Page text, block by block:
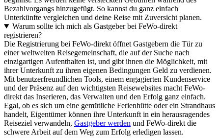
Bezahlvorgangs hinzugefügt. So kannst du ganz einfach
Unterkünfte vergleichen und deine Reise mit Zuversicht planen.
Warum sollte ich mich als Gastgeber bei FeWo-direkt
registrieren?
Die Registrierung bei FeWo-direkt öffnet Gastgebern die Tür zu
einer weltweiten Reisegemeinschaft, die auf der Suche nach
einzigartigen Aufenthalten ist, und gibt ihnen die Möglichkeit, mit
ihrer Unterkunft zu ihren eigenen Bedingungen Geld zu verdienen.
Mit benutzerfreundlichen Tools, einem engagierten Kundenservice
und der Präsenz auf den wichtigsten Reisewebsites macht FeWo-
direkt das Inserieren, das Verwalten und den Erfolg ganz einfach.
Egal, ob es sich um eine gemütliche Ferienhütte oder ein Strandhaus
handelt, Eigentümer können ihre Unterkunft in ein herausragendes
Reiseziel verwandeln, Gastgeber werden und FeWo-direkt die
schwere Arbeit auf dem Weg zum Erfolg erledigen lassen.